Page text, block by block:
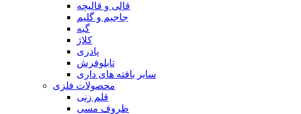
قالی و قالیچه
جاجیم و گلیم
گبه
کلاژ
پادری
تابلوفرش
سایر بافته های داری
محصولات فلزی
قلم زنی
ظروف مسی